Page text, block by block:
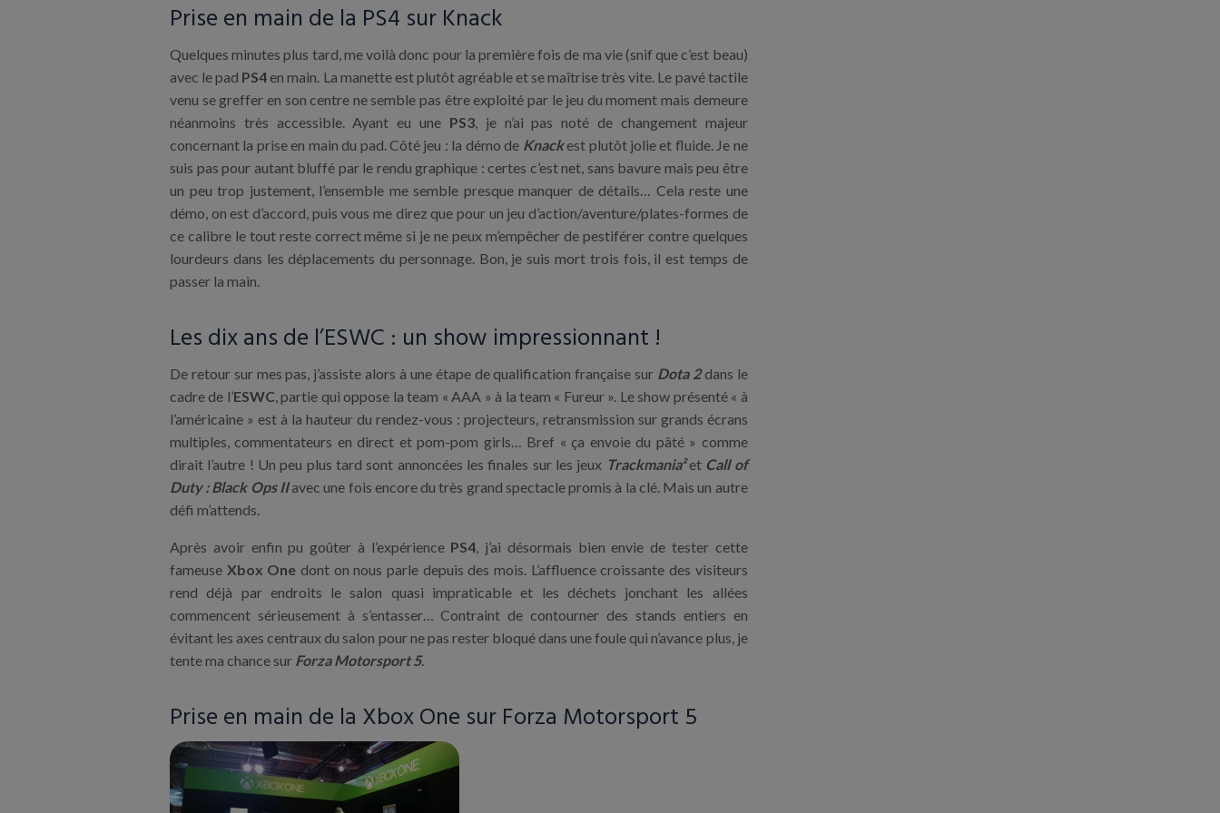
Prise en main de la PS4 sur Knack
Quelques minutes plus tard, me voilà donc pour la première fois de ma vie (snif que c’est beau)
avec le pad PS4 en main. La manette est plutôt agréable et se maîtrise très vite. Le pavé tactile
venu se greffer en son centre ne semble pas être exploité par le jeu du moment mais demeure
néanmoins très accessible. Ayant eu une PS3, je n’ai pas noté de changement majeur
concernant la prise en main du pad. Côté jeu : la démo de Knackest plutôt jolie et fluide. Je ne
suis pas pour autant bluffé par le rendu graphique : certes c’est net, sans bavure mais peu être
un peu trop justement, l’ensemble me semble presque manquer de détails… Cela reste une
démo, on est d’accord, puis vous me direz que pour un jeu d’action/aventure/plates-formes de
ce calibre le tout reste correct même si je ne peux m’empêcher de pestiférer contre quelques
lourdeurs dans les déplacements du personnage. Bon, je suis mort trois fois, il est temps de
passer la main.
Les dix ans de l’ESWC : un show impressionnant !
De retour sur mes pas, j’assiste alors à une étape de qualification française sur Dota 2dans le
cadre de l’ESWC, partie qui oppose la team « AAA » à la team « Fureur ». Le show présenté « à
l’américaine » est à la hauteur du rendez-vous : projecteurs, retransmission sur grands écrans
multiples, commentateurs en direct et pom-pom girls… Bref « ça envoie du pâté » comme
dirait l’autre ! Un peu plus tard sont annoncées les finales sur les jeux Trackmania²et Call of
Duty : Black Ops IIavec une fois encore du très grand spectacle promis à la clé. Mais un autre
défi m’attends.
Après avoir enfin pu goûter à l’expérience PS4, j’ai désormais bien envie de tester cette
fameuse Xbox One dont on nous parle depuis des mois. L’affluence croissante des visiteurs
rend déjà par endroits le salon quasi impraticable et les déchets jonchant les allées
commencent sérieusement à s’entasser… Contraint de contourner des stands entiers en
évitant les axes centraux du salon pour ne pas rester bloqué dans une foule qui n’avance plus, je
tente ma chance sur Forza Motorsport 5.
Prise en main de la Xbox One sur Forza Motorsport 5